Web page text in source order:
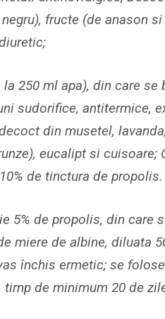
fructe (de anason
250 ml apa), din care
sudorifice, antitermice,
din musetel,
eucalipt si cuisoare;
de tinctura de propolis.
5% de propolis, din care
miere de albine, diluata
închis ermetic; se
de minimum 20 de